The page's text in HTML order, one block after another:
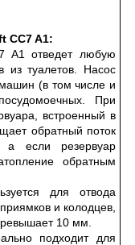
CC7 A1:
A1 отведет любую
из туалетов. Насос
(в том числе и
При
встроенный в
обратный поток
а если резервуар
обратным
для отвода
и колодцев,
10 мм.
подходит для